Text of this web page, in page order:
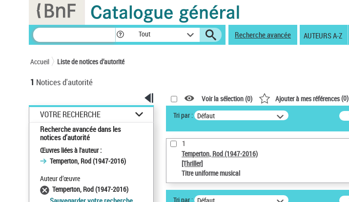
Tout Recherche avancée AUTEURS A-Z
Accueil Liste de notices d’autorité
1 Notices d'autorité
VOTRE RECHERCHE
Recherche avancée dans les
notices d’autorité
Œuvres liées à l'auteur :
Temperton, Rod (1947-2016)
Auteur d’œuvre
Temperton, Rod (1947-2016)
Voir la sélection (0) Ajouter à mes références(0)
Tri par : Défaut
1
Temperton, Rod (1947-2016)
[Thriller]
Titre uniforme musical
Tri par : Défaut
Panneau de gestion des cookies